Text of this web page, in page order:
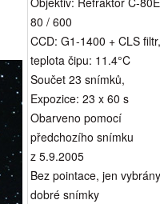
80 / 600
CCD: G1-1400 + CLS filtr,
teplota čipu: 11.4°C
Součet 23 snímků,
Expozice: 23 x 60 s
Obarveno pomocí
předchozího snímku
z 5.9.2005
Bez pointace, jen vybrány
dobré snímky